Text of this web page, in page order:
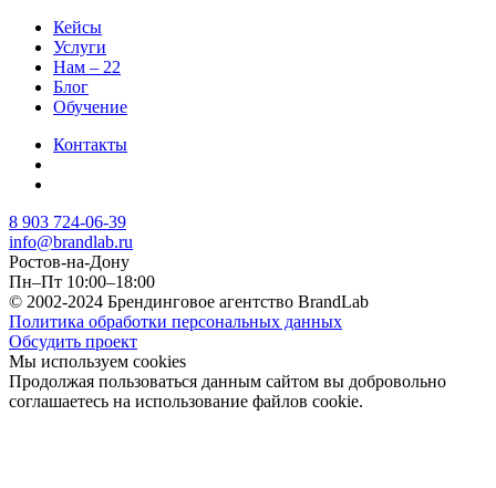
Кейсы
Услуги
Нам – 22
Блог
Обучение
Контакты
8 903 724-06-39
info@brandlab.ru
Ростов-на-Дону
Пн–Пт 10:00–18:00
© 2002-2024 Брендинговое агентство BrandLab
Политика обработки персональных данных
Обсудить проект
Мы используем cookies
Продолжая пользоваться данным сайтом вы добровольно
соглашаетесь на использование файлов cookie.